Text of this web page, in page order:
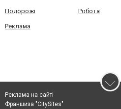
Подорожі Робота
Реклама
Реклама на сайті
Франшиза "CitySites"